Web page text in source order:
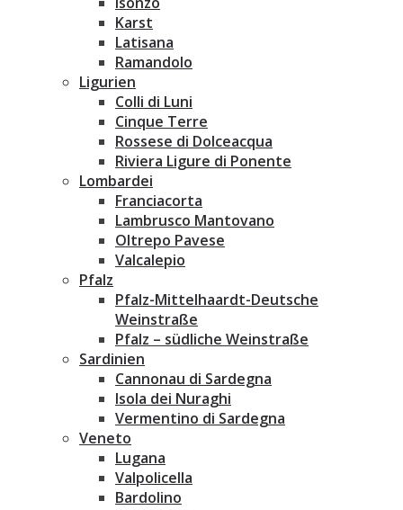
Karst
Latisana
Ramandolo
Ligurien
Colli di Luni
Cinque Terre
Rossese di Dolceacqua
Riviera Ligure di Ponente
Lombardei
Franciacorta
Lambrusco Mantovano
Oltrepo Pavese
Valcalepio
Pfalz
Pfalz-Mittelhaardt-Deutsche
Weinstraße
Pfalz – südliche Weinstraße
Sardinien
Cannonau di Sardegna
Isola dei Nuraghi
Vermentino di Sardegna
Veneto
Lugana
Valpolicella
Bardolino